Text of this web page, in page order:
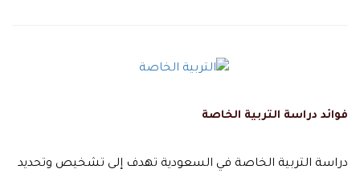
فوائد دراسة التربية الخاصة
دراسة التربية الخاصة في السعودية تهدف إلى تشخيص وتحديد